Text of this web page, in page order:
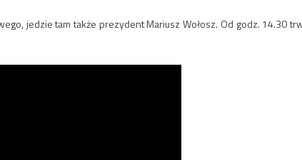
jedzie tam także prezydent Mariusz Wołosz. Od godz. 14.30